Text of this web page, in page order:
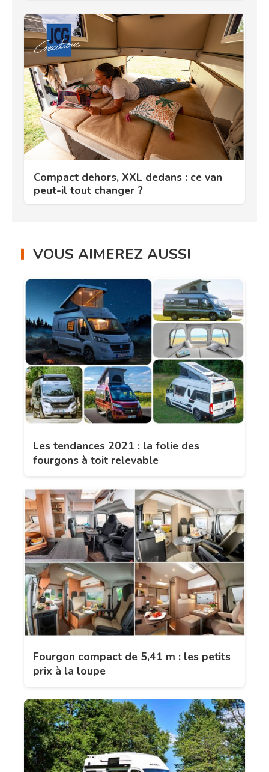
Compact dehors, XXL dedans : ce van
peut-il tout changer ?
VOUS AIMEREZ AUSSI
Les tendances 2021 : la folie des
fourgons à toit relevable
Fourgon compact de 5,41 m : les petits
prix à la loupe